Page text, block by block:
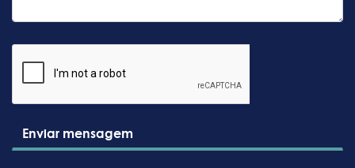
Enviar mensagem